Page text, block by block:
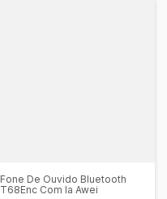
Fone De Ouvido Bluetooth
T68Enc Com Ia Awei